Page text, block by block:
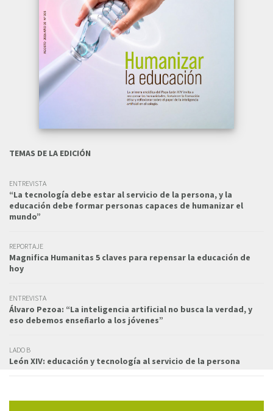
TEMAS DE LA EDICIÓN
ENTREVISTA
“La tecnología debe estar al servicio de la persona, y la
educación debe formar personas capaces de humanizar el
mundo”
REPORTAJE
Magnifica Humanitas 5 claves para repensar la educación de
hoy
ENTREVISTA
Álvaro Pezoa: “La inteligencia artificial no busca la verdad, y
eso debemos enseñarlo a los jóvenes”
LADO B
León XIV: educación y tecnología al servicio de la persona